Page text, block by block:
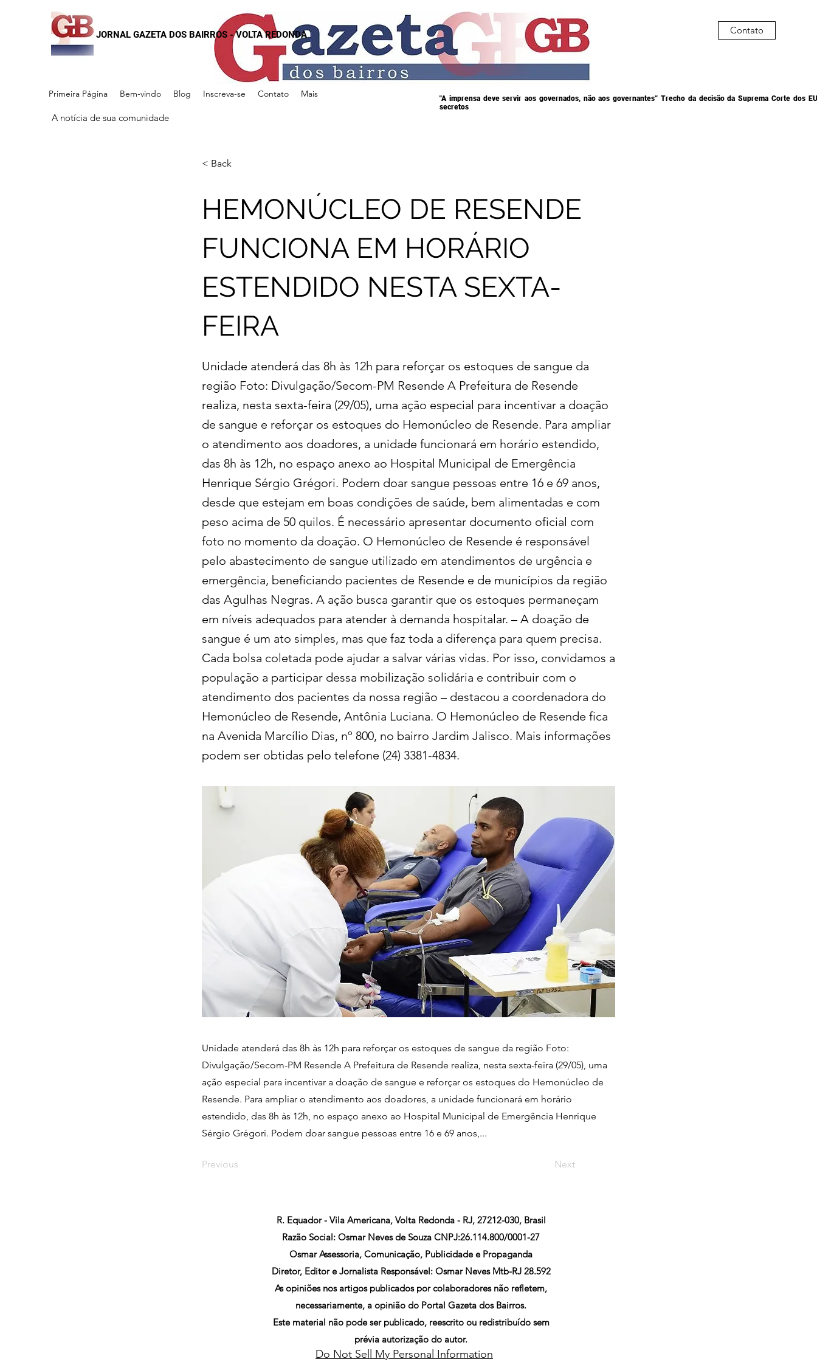
JORNAL GAZETA DOS BAIRROS - VOLTA REDONDA
Primeira Página Bem-vindo Blog Inscreva-se Contato Mais
A notícia de sua comunidade
"A imprensa deve servir aos governados, não aos governantes” Trecho da decisão da Suprema Corte dos
secretos
Contato
< Back
HEMONÚCLEO DE RESENDE
FUNCIONA EM HORÁRIO
ESTENDIDO NESTA SEXTA-
FEIRA
Unidade atenderá das 8h às 12h para reforçar os estoques de sangue da
região Foto: Divulgação/Secom-PM Resende A Prefeitura de Resende
realiza, nesta sexta-feira (29/05), uma ação especial para incentivar a doação
de sangue e reforçar os estoques do Hemonúcleo de Resende. Para ampliar
o atendimento aos doadores, a unidade funcionará em horário estendido,
das 8h às 12h, no espaço anexo ao Hospital Municipal de Emergência
Henrique Sérgio Grégori. Podem doar sangue pessoas entre 16 e 69 anos,
desde que estejam em boas condições de saúde, bem alimentadas e com
peso acima de 50 quilos. É necessário apresentar documento oficial com
foto no momento da doação. O Hemonúcleo de Resende é responsável
pelo abastecimento de sangue utilizado em atendimentos de urgência e
emergência, beneficiando pacientes de Resende e de municípios da região
das Agulhas Negras. A ação busca garantir que os estoques permaneçam
em níveis adequados para atender à demanda hospitalar. – A doação de
sangue é um ato simples, mas que faz toda a diferença para quem precisa.
Cada bolsa coletada pode ajudar a salvar várias vidas. Por isso, convidamos a
população a participar dessa mobilização solidária e contribuir com o
atendimento dos pacientes da nossa região – destacou a coordenadora do
Hemonúcleo de Resende, Antônia Luciana. O Hemonúcleo de Resende fica
na Avenida Marcílio Dias, nº 800, no bairro Jardim Jalisco. Mais informações
podem ser obtidas pelo telefone (24) 3381-4834.
Unidade atenderá das 8h às 12h para reforçar os estoques de sangue da região Foto:
Divulgação/Secom-PM Resende A Prefeitura de Resende realiza, nesta sexta-feira (29/05), uma
ação especial para incentivar a doação de sangue e reforçar os estoques do Hemonúcleo de
Resende. Para ampliar o atendimento aos doadores, a unidade funcionará em horário
estendido, das 8h às 12h, no espaço anexo ao Hospital Municipal de Emergência Henrique
Sérgio Grégori. Podem doar sangue pessoas entre 16 e 69 anos,...
Previous Next
R. Equador - Vila Americana, Volta Redonda - RJ, 27212-030, Brasil
Razão Social: Osmar Neves de Souza CNPJ:26.114.800/0001-27
Osmar Assessoria, Comunicação, Publicidade e Propaganda
Diretor, Editor e Jornalista Responsável: Osmar Neves Mtb-RJ 28.592
As opiniões nos artigos publicados por colaboradores não refletem,
necessariamente, a opinião do Portal Gazeta dos Bairros.
Este material não pode ser publicado, reescrito ou redistribuído sem
prévia autorização do autor.
Do Not Sell My Personal Information